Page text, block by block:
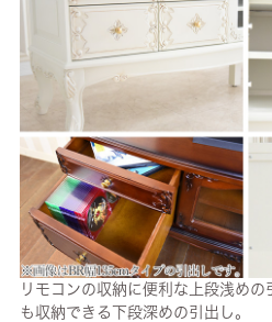
リモコンの収納に便利な上段浅め
も収納できる下段深めの引出し。